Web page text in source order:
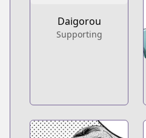
Daigorou
Supporting